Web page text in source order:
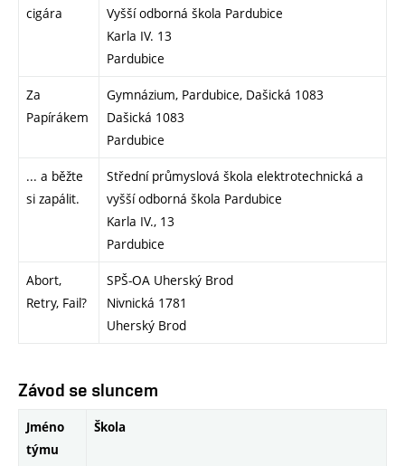
cigára
Vyšší odborná škola Pardubice
Karla IV. 13
Pardubice
Za
Papírákem
Gymnázium, Pardubice, Dašická 1083
Dašická 1083
Pardubice
... a běžte
si zapálit.
Střední průmyslová škola elektrotechnická a
vyšší odborná škola Pardubice
Karla IV., 13
Pardubice
Abort,
Retry, Fail?
SPŠ-OA Uherský Brod
Nivnická 1781
Uherský Brod
Závod se sluncem
Jméno
týmu
Škola